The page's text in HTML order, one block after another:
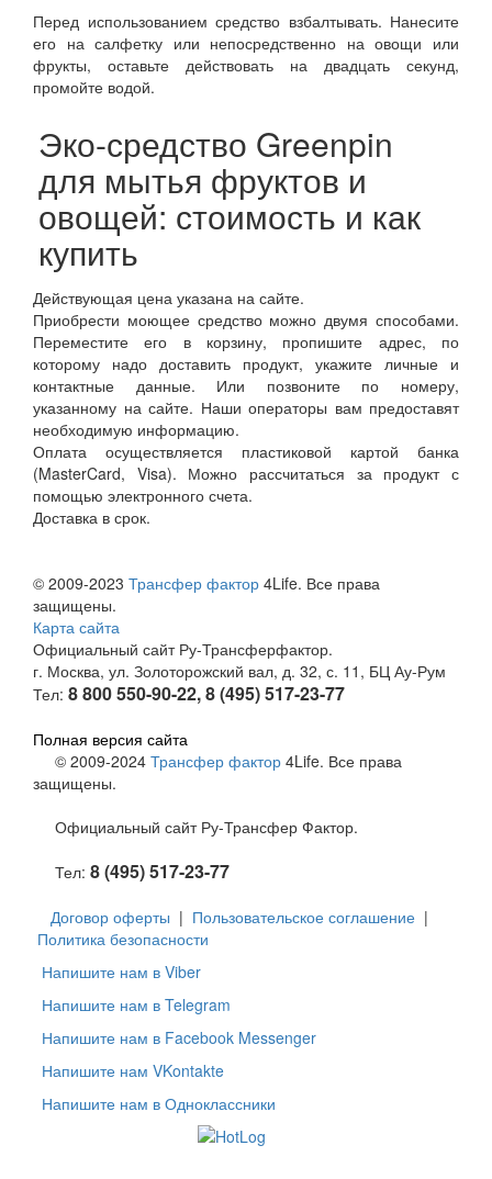
Перед использованием средство взбалтывать. Нанесите
его на салфетку или непосредственно на овощи или
фрукты, оставьте действовать на двадцать секунд,
промойте водой.
Эко-средство Greenpin
для мытья фруктов и
овощей: стоимость и как
купить
Действующая цена указана на сайте.
Приобрести моющее средство можно двумя способами.
Переместите его в корзину, пропишите адрес, по
которому надо доставить продукт, укажите личные и
контактные данные. Или позвоните по номеру,
указанному на сайте. Наши операторы вам предоставят
необходимую информацию.
Оплата осуществляется пластиковой картой банка
(MasterCard, Visa). Можно рассчитаться за продукт с
помощью электронного счета.
Доставка в срок.
© 2009-2023 Трансфер фактор 4Life. Все права
защищены.
Карта сайта
Официальный сайт Ру-Трансферфактор.
г. Москва, ул. Золоторожский вал, д. 32, с. 11, БЦ Ау-Рум
Тел: 8 800 550-90-22, 8 (495) 517-23-77
Полная версия сайта
© 2009-2024 Трансфер фактор 4Life. Все права
защищены.
Официальный сайт Ру-Трансфер Фактор.
Тел: 8 (495) 517-23-77
Договор оферты | Пользовательское соглашение |
Политика безопасности
Напишите нам в Viber
Напишите нам в Telegram
Напишите нам в Facebook Messenger
Напишите нам VKontakte
Напишите нам в Одноклассники